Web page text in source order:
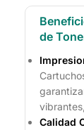
de
Calidad